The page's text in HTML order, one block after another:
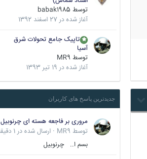
توسط babak1985
آغاز شده در 27 اسفند 1392
تاپیک جامع تحولات شرق
آسیا
توسط MR9
آغاز شده در 19 تیر 1393
جدیدترین پاسخ های کاربران
مروری بر فاجعه هسته ای چرنوبیل
توسط MR9
· ارسال شده در 1 دقیقه قبل
بسم ا.. چرنوبیل